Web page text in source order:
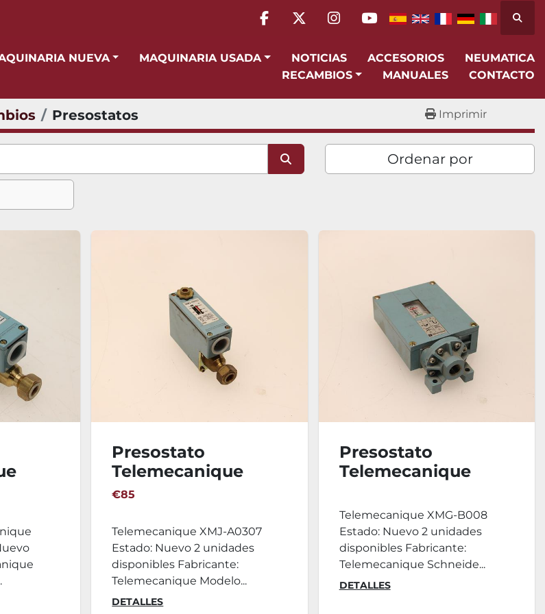
facebook
twitterinstagram
youtube
NUEVA MAQUINARIA USADA NOTICIAS ACCESORIOS
NEUMATICA
RECAMBIOS
MANUALES CONTACTO
Presostatos Imprimir
Ordenar por
Presostato
Telemecanique
XMJ-A0307
€85
Telemecanique XMJ-A0307
Estado: Nuevo 2 unidades
disponibles Fabricante:
Telemecanique Modelo...
DETALLES
Presostato
Telemecanique
Telemecanique XMG-B008
Estado: Nuevo 2 unidades
disponibles Fabricante:
Telemecanique Schneide...
DETALLES